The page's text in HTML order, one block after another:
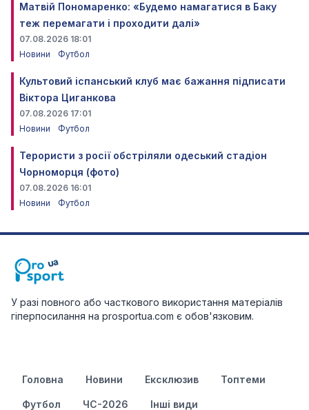
Матвій Пономаренко: «Будемо намагатися в Баку
теж перемагати і проходити далі»
07.08.2026 18:01
Новини
Футбол
Культовий іспанський клуб має бажання підписати
Віктора Циганкова
07.08.2026 17:01
Новини
Футбол
Терористи з росії обстріляли одеський стадіон
Чорноморця (фото)
07.08.2026 16:01
Новини
Футбол
У разі повного або часткового використання матеріалів
гіперпосилання на prosportua.com є обов'язковим.
Головна Новини Ексклюзив Топтеми
Футбол ЧС-2026 Інші види